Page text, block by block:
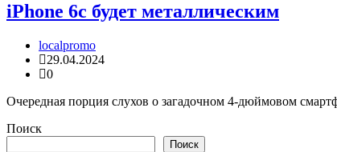
iPhone 6c будет металлическим
localpromo
29.04.2024
0
Очередная порция слухов о загадочном 4-дюймовом
Поиск
Поиск